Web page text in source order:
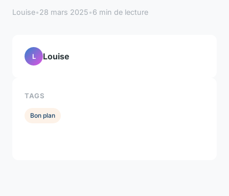
Louise•28 mars 2025•6 min de lecture
L Louise
TAGS
Bon plan